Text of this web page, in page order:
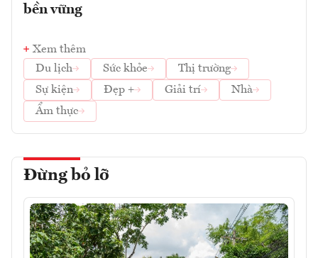
bền vững
Xem thêm
Du lịch
Sức khỏe
Thị trường
Sự kiện
Đẹp + Giải trí
Nhà
Ẩm thực
Đừng bỏ lỡ